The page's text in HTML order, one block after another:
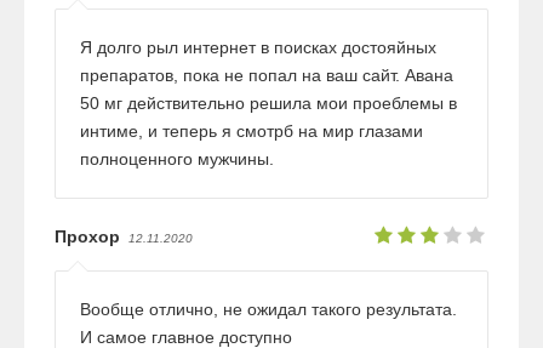
Я долго рыл интернет в поисках достояйных
препаратов, пока не попал на ваш сайт. Авана
50 мг действительно решила мои проеблемы в
интиме, и теперь я смотрб на мир глазами
полноценного мужчины.
Прохор 12.11.2020
Вообще отлично, не ожидал такого результата.
И самое главное доступно